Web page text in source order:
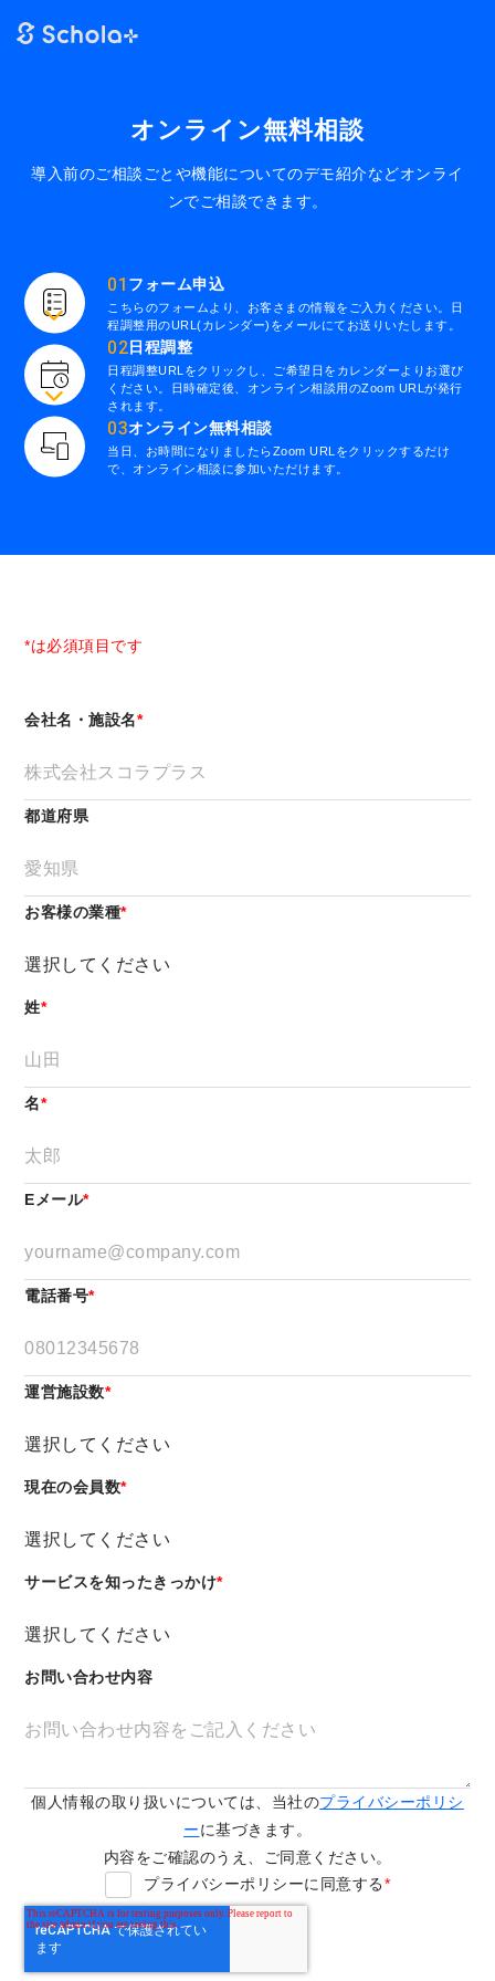
オンライン無料相談
導入前のご相談ごとや機能についてのデモ紹介などオンライ
ンでご相談できます。
01 フォーム申込
こちらのフォームより、お客さまの情報をご入力ください。日
程調整用のURL(カレンダー)をメールにてお送りいたします。
02日程調整
日程調整URLをクリックし、ご希望日をカレンダーよりお選び
ください。日時確定後、オンライン相談用のZoom URLが発行
されます。
03オンライン無料相談
当日、お時間になりましたらZoom URLをクリックするだけ
で、オンライン相談に参加いただけます。
*は必須項目です
会社名・施設名*
都道府県
お客様の業種*
姓*
名*
Eメール*
電話番号*
運営施設数*
現在の会員数*
サービスを知ったきっかけ*
お問い合わせ内容
個人情報の取り扱いについては、当社のプライバシーポリシ
ーに基づきます。
内容をご確認のうえ、ご同意ください。
プライバシーポリシーに同意する*